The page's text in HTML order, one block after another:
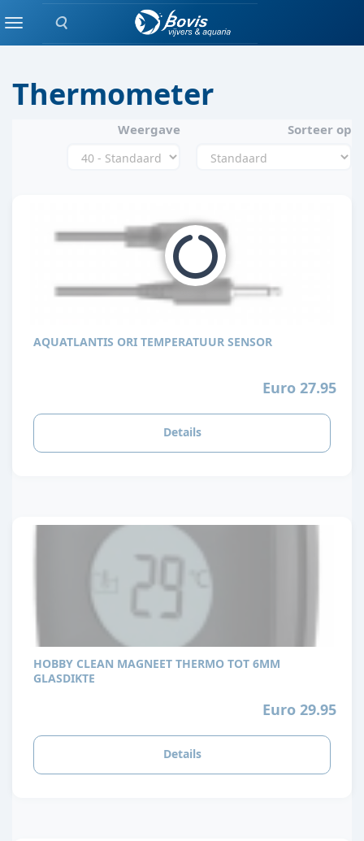
Zoeken
MenuVERWARMING
Thermometer
Weergave Sorteer op
AQUATLANTIS ORI TEMPERATUUR SENSOR
Euro 27.95
Details
HOBBY CLEAN MAGNEET THERMO TOT 6MM
GLASDIKTE
Euro 29.95
Details